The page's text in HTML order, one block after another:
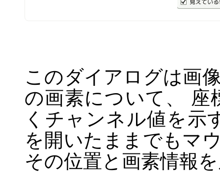
このダイアログは画
の画素について、
くチャンネル値を示
を開いたままでもマ
その位置と画素情報